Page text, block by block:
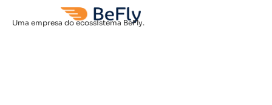
Uma empresa do ecossistema BeFly.